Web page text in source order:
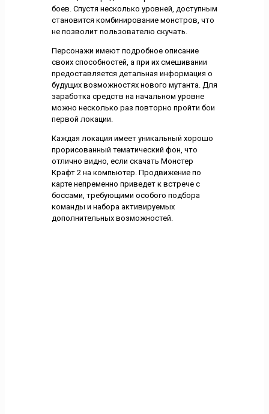
боев. Спустя несколько уровней, доступным
становится комбинирование монстров, что
не позволит пользователю скучать.
Персонажи имеют подробное описание
своих способностей, а при их смешивании
предоставляется детальная информация о
будущих возможностях нового мутанта. Для
заработка средств на начальном уровне
можно несколько раз повторно пройти бои
первой локации.
Каждая локация имеет уникальный хорошо
прорисованный тематический фон, что
отлично видно, если скачать Монстер
Крафт 2 на компьютер. Продвижение по
карте непременно приведет к встрече с
боссами, требующими особого подбора
команды и набора активируемых
дополнительных возможностей.